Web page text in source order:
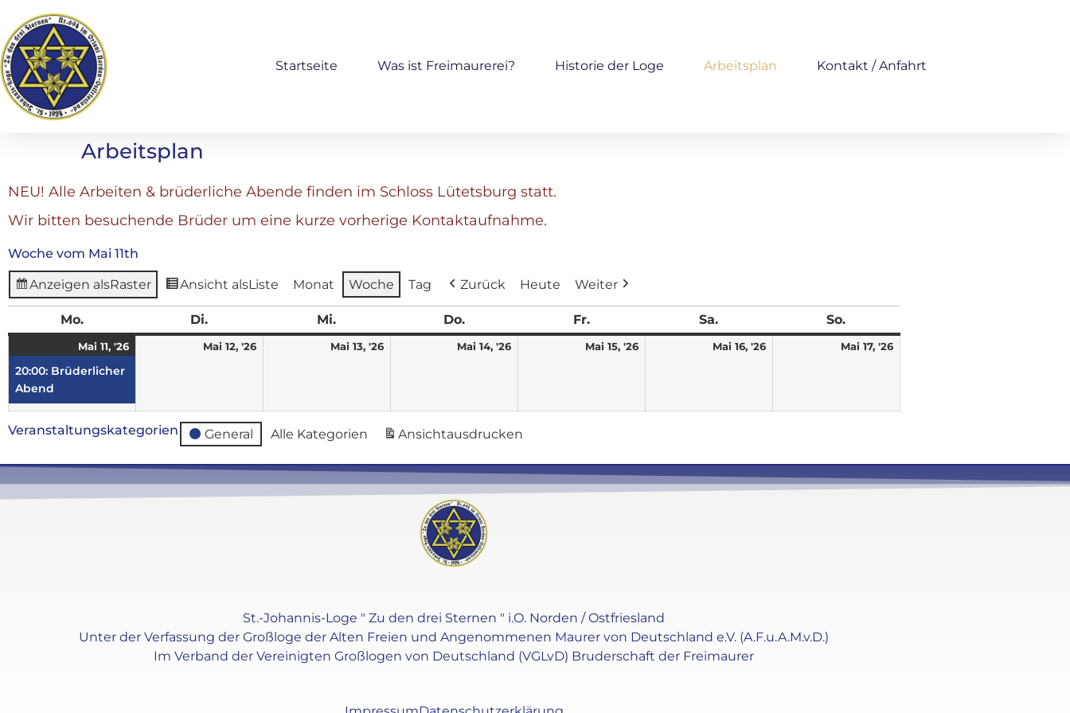
Startseite Was ist Freimaurerei? Historie der Loge Arbeitsplan Kontakt / Anfahrt
Arbeitsplan
NEU! Alle Arbeiten & brüderliche Abende finden im Schloss Lütetsburg statt.
Wir bitten besuchende Brüder um eine kurze vorherige Kontaktaufnahme.
Woche vom Mai 11th
Anzeigen alsRaster Ansicht alsListe Monat Woche Tag Zurück Heute Weiter
Mo. Di. Mi. Do. Fr. Sa. So.
Mai 11, '26
20:00: Brüderlicher
Abend
Mai 12, '26 Mai 13, '26 Mai 14, '26 Mai 15, '26 Mai 16, '26 Mai 17, '26
Veranstaltungskategorien General Alle Kategorien Ansichtausdrucken
St.-Johannis-Loge " Zu den drei Sternen " i.O. Norden / Ostfriesland
Unter der Verfassung der Großloge der Alten Freien und Angenommenen Maurer von Deutschland e.V. (A.F.u.A.M.v.D.)
Im Verband der Vereinigten Großlogen von Deutschland (VGLvD) Bruderschaft der Freimaurer